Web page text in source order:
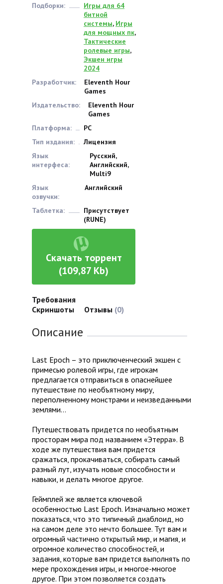
Подборки:
Игры для 64
битной
системы, Игры
для мощных пк,
Тактические
ролевые игры,
Экшен игры
2024
Разработчик:
Eleventh Hour
Games
Издательство:
Eleventh Hour
Games
Платформа:
PC
Тип издания:
Лицензия
Язык
интерфеса:
Русский,
Английский,
Multi9
Язык
озвучки:
Английский
Таблетка:
Присутствует
(RUNE)
Скачать торрент
(109,87 Kb)
Требования
Скриншоты
Отзывы (0)
Описание
Last Epoch – это приключенческий экшен с
примесью ролевой игры, где игрокам
предлагается отправиться в опаснейшее
путешествие по необъятному миру,
переполненному монстрами и неизведанными
землями…
Путешествовать придется по необъятным
просторам мира под названием «Этерра». В
ходе же путешествия вам придется
сражаться, прокачиваться, собирать самый
разный лут, изучать новые способности и
навыки, и делать многое другое.
Геймплей же является ключевой
особенностью Last Epoch. Изначально может
показаться, что это типичный диаблоид, но
на самом деле это нечто большее. Тут вам и
огромный частично открытый мир, и магия, и
огромное количество способностей, и
задания, которые вам придется выполнять по
мере прохождения игры, и многое-многое
другое. При этом позволяется создать